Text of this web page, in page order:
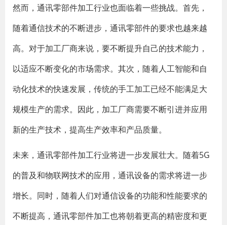
然而，通讯零部件加工行业也面临着一些挑战。首先，
随着通信技术的不断进步，通讯零部件的要求也越来越
高。对于加工厂商来说，要不断提升自己的技术能力，
以适应不断变化的市场需求。其次，随着人工智能和自
动化技术的快速发展，传统的手工加工已经不能满足大
规模生产的需求。因此，加工厂商需要不断引进并应用
新的生产技术，提高生产效率和产品质量。
未来，通讯零部件加工行业将进一步发展壮大。随着5G
的普及和物联网技术的应用，通讯设备的需求将进一步
增长。同时，随着人们对通信设备的功能和性能要求的
不断提高，通讯零部件加工也将朝着更高的精密度和更